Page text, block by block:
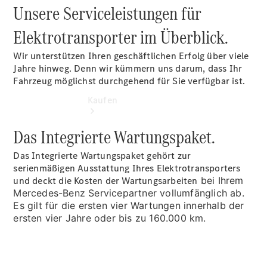
Übersicht
Gebrauchtwagensuche
Unsere Serviceleistungen für
Elektrotransporter im Überblick.
Wir unterstützen Ihren geschäftlichen Erfolg über viele
Jahre hinweg. Denn wir kümmern uns darum, dass Ihr
Fahrzeug möglichst durchgehend für Sie verfügbar ist.
Das Integrierte Wartungspaket.
Das Integrierte Wartungspaket gehört zur
serienmäßigen Ausstattung Ihres Elektrotransporters
und deckt die Kosten derWartungsarbeiten bei Ihrem
Mercedes-Benz Servicepartner vollumfänglich ab.
Es gilt für die ersten vier Wartungen innerhalb der
ersten vier Jahre oder bis zu 160.000 km.